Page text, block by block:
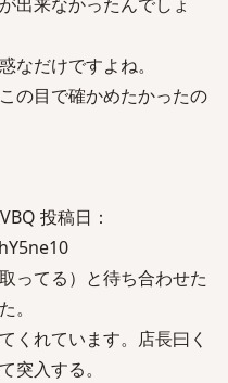
なだけですよね。
の目で確かめたかったの
投稿日：
ってる）と待ち合わせた
。
くれています。店長曰く
突入する。